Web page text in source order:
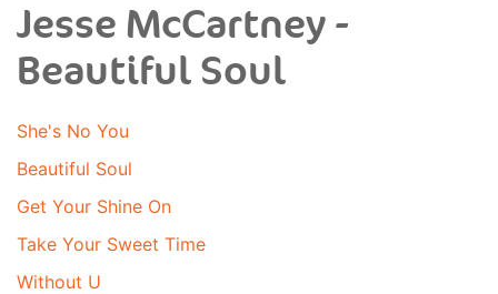
Jesse McCartney -
Beautiful Soul
She's No You
Beautiful Soul
Get Your Shine On
Take Your Sweet Time
Without U